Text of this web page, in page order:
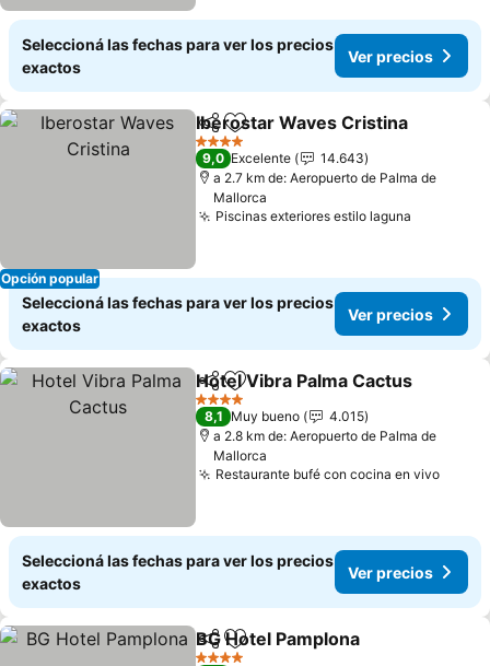
Seleccioná las fechas para ver los precios
exactos
Ver precios
Opción popular
CompartirAñadir a favoritos
Iberostar Waves Cristina
4 Estrellas
9,0 Excelente
14.643
a 2.7 km de: Aeropuerto de Palma de
Mallorca
Piscinas exteriores estilo laguna
Seleccioná las fechas para ver los precios
exactos
Ver precios
CompartirAñadir a favoritos
Hotel Vibra Palma Cactus
4 Estrellas
8,1 Muy bueno
4.015
a 2.8 km de: Aeropuerto de Palma de
Mallorca
Restaurante bufé con cocina en vivo
Seleccioná las fechas para ver los precios
exactos
Ver precios
CompartirAñadir a favoritos
BG Hotel Pamplona